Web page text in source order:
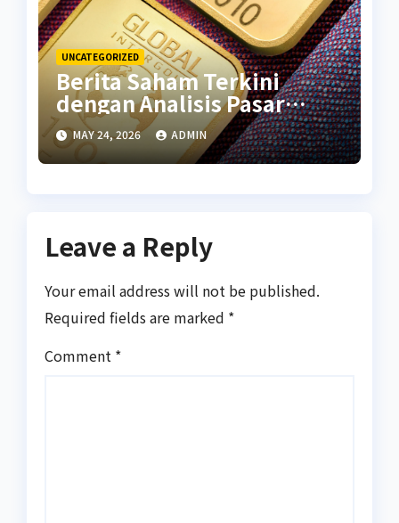
UNCATEGORIZED
Berita Saham Terkini
dengan Analisis Pasar
Global
MAY 24, 2026 ADMIN
Leave a Reply
Your email address will not be published.
Required fields are marked *
Comment *